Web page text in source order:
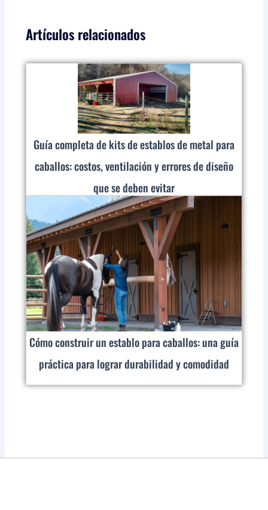
Artículos relacionados
Guía completa de kits de establos de metal para
caballos: costos, ventilación y errores de diseño
que se deben evitar
Cómo construir un establo para caballos: una guía
práctica para lograr durabilidad y comodidad